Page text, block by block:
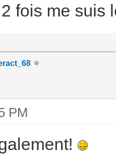
fois me suis
PM